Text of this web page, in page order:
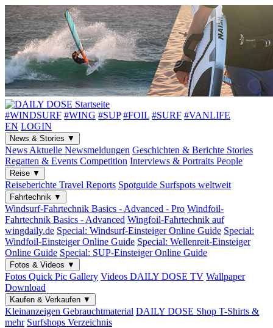
#WINDSURF #WING #SUP #FOIL #SURF #VANLIFE
EN LOGIN
News & Stories ▼
News Aktuelle Newsmeldungen Geschichten & Berichte Stories
Regatten & Events Competition Interviews & Portraits People
Reise ▼
Reiseberichte Travel Reports Spotguide Surfspots weltweit
Fahrtechnik ▼
Windsurf-Fahrtechnik Basics - Advanced - Pro Windfoil-
Fahrtechnik Basics - Advanced Wingfoil-Fahrtechnik auf
wingdaily.de Special: Windsurf-EinsteigerOnline Guide Special:
Windfoil-EinsteigerOnline Guide Special: Wellenreit-Einsteiger
Online Guide Special: SUP-EinsteigerOnline Guide
Fotos & Videos ▼
Fotos Quick Pic Gallery Videos DAILY DOSE TV Wallpaper
Download
Kaufen & Verkaufen ▼
Kleinanzeigen Gebrauchtmaterial DAILY DOSE Shop T-Shirts &
mehr Surfshops Verzeichnis